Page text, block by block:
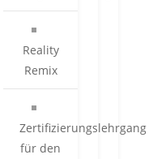
Reality
Remix
Zertifizierungslehrgang
für den